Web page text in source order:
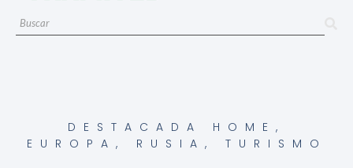
DESTACADA HOME ,
EUROPA , RUSIA , TURISMO